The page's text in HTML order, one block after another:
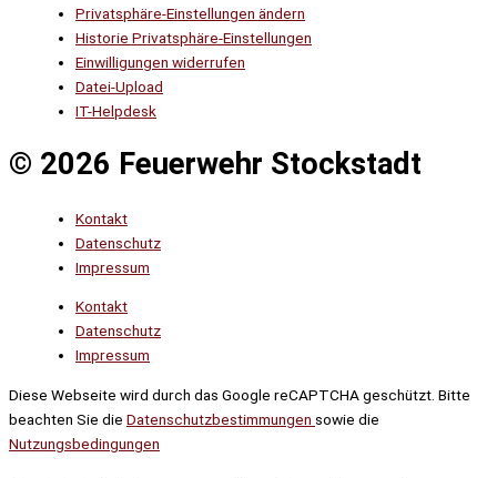
Privatsphäre-Einstellungen ändern
Historie Privatsphäre-Einstellungen
Einwilligungen widerrufen
Datei-Upload
IT-Helpdesk
© 2026 Feuerwehr Stockstadt
Kontakt
Datenschutz
Impressum
Kontakt
Datenschutz
Impressum
Diese Webseite wird durch das Google reCAPTCHA geschützt. Bitte
beachten Sie die Datenschutzbestimmungen sowie die
Nutzungsbedingungen